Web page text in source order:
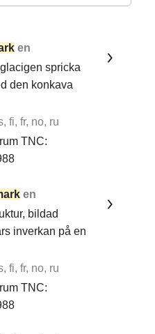
en
spricka
den konkava
fi, fr, no, ru
TNC:
en
bildad
inverkan på en
fi, fr, no, ru
TNC: